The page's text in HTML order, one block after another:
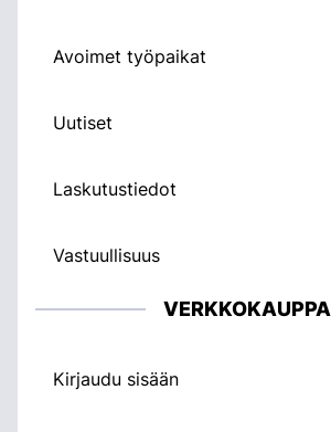
Avoimet työpaikat
Uutiset
Laskutustiedot
Vastuullisuus
VERKKOKAUPPA
Kirjaudu sisään